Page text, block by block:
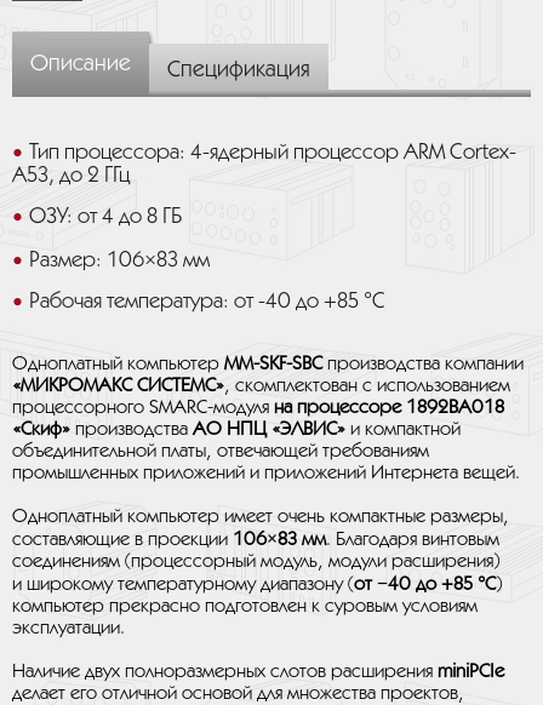
Описание Спецификация
Тип процессора: 4-ядерный процессор ARM Cortex-
A53, до 2 ГГц
ОЗУ: от 4 до 8 ГБ
Размер: 106×83 мм
Рабочая температура: от -40 до +85 °C
Одноплатный компьютер MM-SKF-SBCпроизводства компании
«МИКРОМАКС СИСТЕМС», скомплектован с использованием
процессорного SMARC-модуля на процессоре 1892ВА018
«Скиф» производстваАО НПЦ «ЭЛВИС» и компактной
объединительной платы, отвечающей требованиям
промышленных приложений и приложений Интернета вещей.
Одноплатный компьютер имеет очень компактные размеры,
составляющие в проекции 106×83 мм. Благодаря винтовым
соединениям (процессорный модуль, модули расширения)
и широкому температурному диапазону (от −40 до +85 °C)
компьютер прекрасно подготовлен к суровым условиям
эксплуатации.
Наличие двух полноразмерных слотов расширения miniPCIe
делает его отличной основой для множества проектов,